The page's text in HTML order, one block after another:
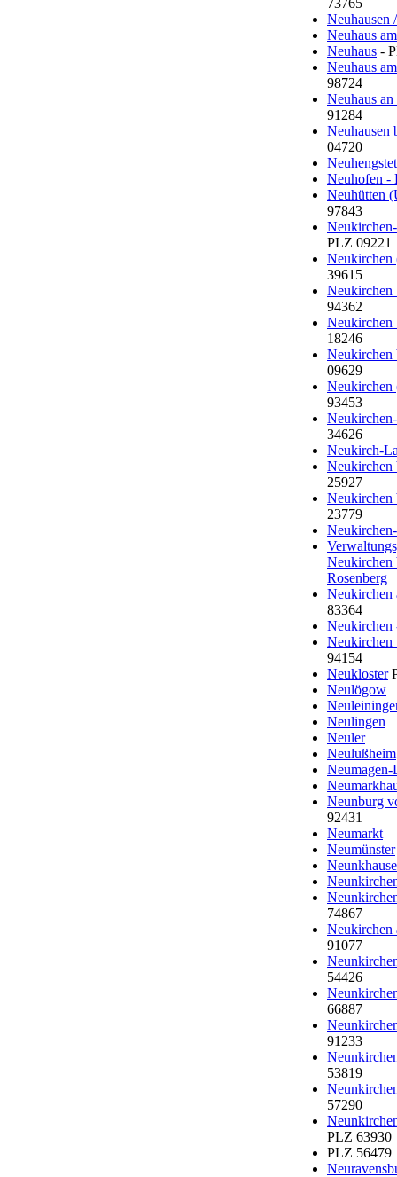
73765
Neuhausen
Neuhaus
Neuhaus -
Neuhaus
98724
Neuhaus
91284
Neuhausen
04720
Neuhofen -
Neuhütten
97843
PLZ 09221
39615
Neukirchen
94362
Neukirchen
18246
Neukirchen
09629
93453
34626
Neukirch-
25927
Neukirchen
23779
Neukirchen
Rosenberg
Neukirchen
83364
Neukirchen
94154
Neukloster
Neulögow
Neulingen
Neuler
Neulußheim
Neumagen-
Neunburg
92431
Neumarkt
Neumünster
74867
Neukirchen
91077
54426
66887
91233
53819
57290
PLZ 63930
PLZ 56479